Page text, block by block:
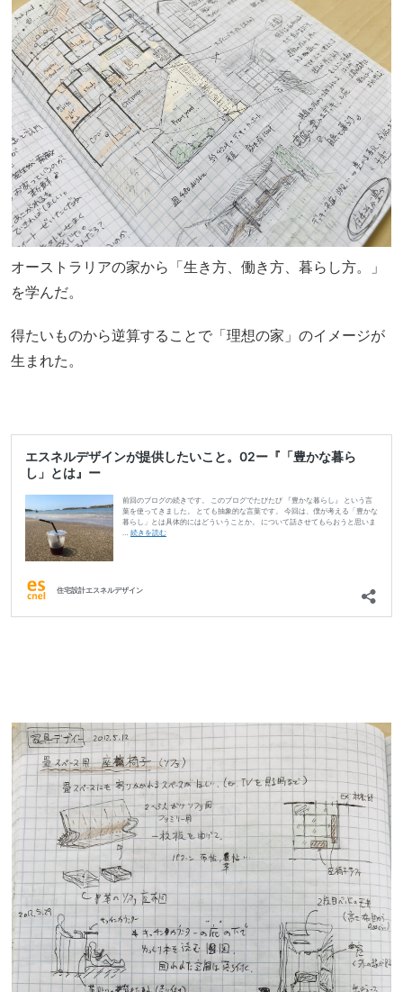
オーストラリアの家から「生き方、働き方、暮らし方。」
を学んだ。
得たいものから逆算することで「理想の家」のイメージが
生まれた。